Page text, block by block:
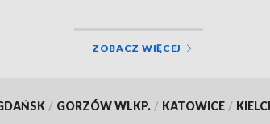
ZOBACZ WIĘCEJ
/ GORZÓW WLKP. / KATOWICE /